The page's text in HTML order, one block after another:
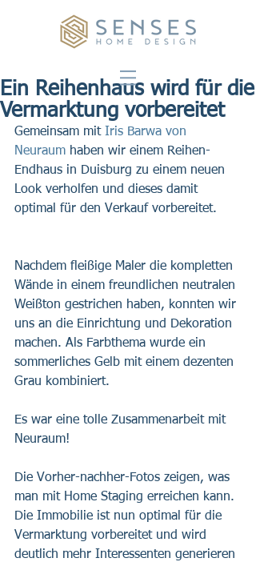
Ein Reihenhaus wird für die
Vermarktung vorbereitet
Gemeinsam mit Iris Barwa von
Neuraum haben wir einem Reihen-
Endhaus in Duisburg zu einem neuen
Look verholfen und dieses damit
optimal für den Verkauf vorbereitet.
Nachdem fleißige Maler die kompletten
Wände in einem freundlichen neutralen
Weißton gestrichen haben, konnten wir
uns an die Einrichtung und Dekoration
machen. Als Farbthema wurde ein
sommerliches Gelb mit einem dezenten
Grau kombiniert.
Es war eine tolle Zusammenarbeit mit
Neuraum!
Die Vorher-nachher-Fotos zeigen, was
man mit Home Staging erreichen kann.
Die Immobilie ist nun optimal für die
Vermarktung vorbereitet und wird
deutlich mehr Interessenten generieren